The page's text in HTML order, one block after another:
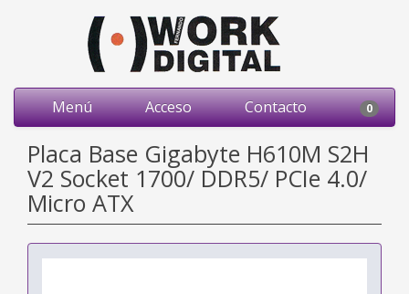
Menú Acceso Contacto 0
Placa Base Gigabyte H610M S2H
V2 Socket 1700/ DDR5/ PCIe 4.0/
Micro ATX